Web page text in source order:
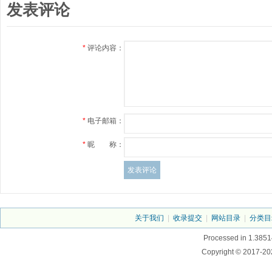
发表评论
* 评论内容：
* 电子邮箱：
* 昵 称：
关于我们 收录提交 网站目录 分类
Processed in
Copyright © 2017-